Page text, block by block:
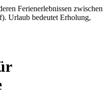
Ferienerlebnissen zwischen
Urlaub bedeutet Erholung,